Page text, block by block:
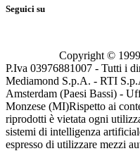
Seguici su
Copyright ©
P.Iva 03976881007 - Tutti i
Mediamond S.p.A. - RTI
Amsterdam (Paesi Bassi) -
Monzese (MI)Rispetto ai
riprodotti è vietata ogni
sistemi di intelligenza
espresso di utilizzare mezzi